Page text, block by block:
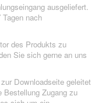
ausgeliefert.
nach
des Produkts zu
Sie sich gerne an uns
Downloadseite geleitet
Bestellung Zugang zu